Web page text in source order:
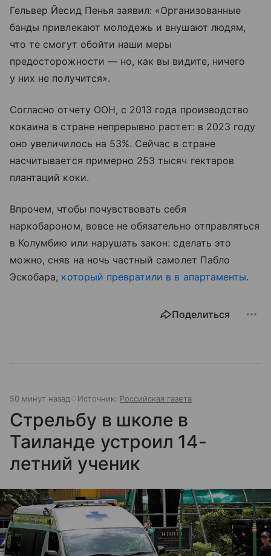
Гельвер Йесид Пенья заявил: «Организованные
банды привлекают молодежь и внушают людям,
что те смогут обойти наши меры
предосторожности — но, как вы видите, ничего
у них не получится».
Согласно отчету ООН, с 2013 года производство
кокаина в стране непрерывно растет: в 2023 году
оно увеличилось на 53%. Сейчас в стране
насчитывается примерно 253 тысяч гектаров
плантаций коки.
Впрочем, чтобы почувствовать себя
наркобароном, вовсе не обязательно отправляться
в Колумбию или нарушать закон: сделать это
можно, сняв на ночь частный самолет Пабло
Эскобара, который превратили в в апартаменты.
Поделиться
50 минут назад Источник: Российская газета
Стрельбу в школе в
Таиланде устроил 14-
летний ученик